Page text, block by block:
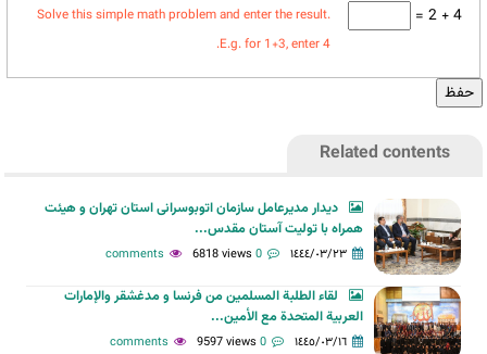
4 + 2 =
Solve this simple math problem and enter the result.
E.g. for 1+3, enter 4.
Related contents
دیدار مدیرعامل سازمان اتوبوسرانی استان تهران و هیئت
همراه با تولیت آستان مقدس...
١٤٤٤/٠٣/٢٣ 0 comments
6818 views
لقاء الطلبة المسلمين من فرنسا و مدغشقر والإمارات
العربية المتحدة مع الأمين...
١٤٤٥/٠٣/١٦ 0 comments
9597 views